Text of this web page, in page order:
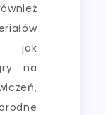
jak
na